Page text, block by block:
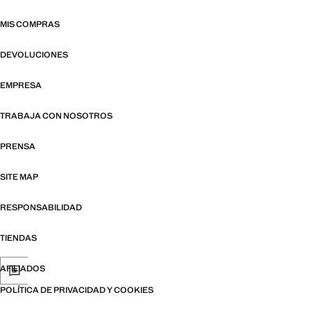
MIS COMPRAS
DEVOLUCIONES
EMPRESA
TRABAJA CON NOSOTROS
PRENSA
SITE MAP
RESPONSABILIDAD
TIENDAS
AFILIADOS
POLÍTICA DE PRIVACIDAD Y COOKIES